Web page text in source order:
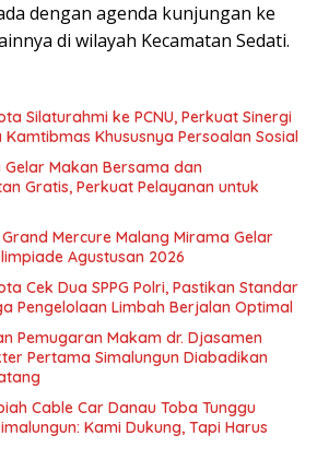
dengan agenda kunjungan ke
di wilayah Kecamatan Sedati.
Silaturahmi ke PCNU, Perkuat Sinergi
Khususnya Persoalan Sosial
Makan Bersama dan
Gratis, Perkuat Pelayanan untuk
Grand Mercure Malang Mirama Gelar
Agustusan 2026
Cek Dua SPPG Polri, Pastikan Standar
Pengelolaan Limbah Berjalan Optimal
Pemugaran Makam dr. Djasamen
Pertama Simalungun Diabadikan
Cable Car Danau Toba Tunggu
Kami Dukung, Tapi Harus